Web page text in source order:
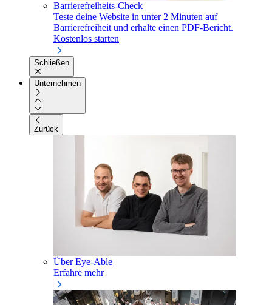
Barrierefreiheits-Check
Teste deine Website in unter 2 Minuten auf
Barrierefreiheit und erhalte einen PDF-Bericht.
Kostenlos starten
Schließen
Unternehmen
Zurück
Über Eye-Able
Erfahre mehr